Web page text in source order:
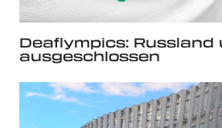
Deaflympics:
ausgeschlossen